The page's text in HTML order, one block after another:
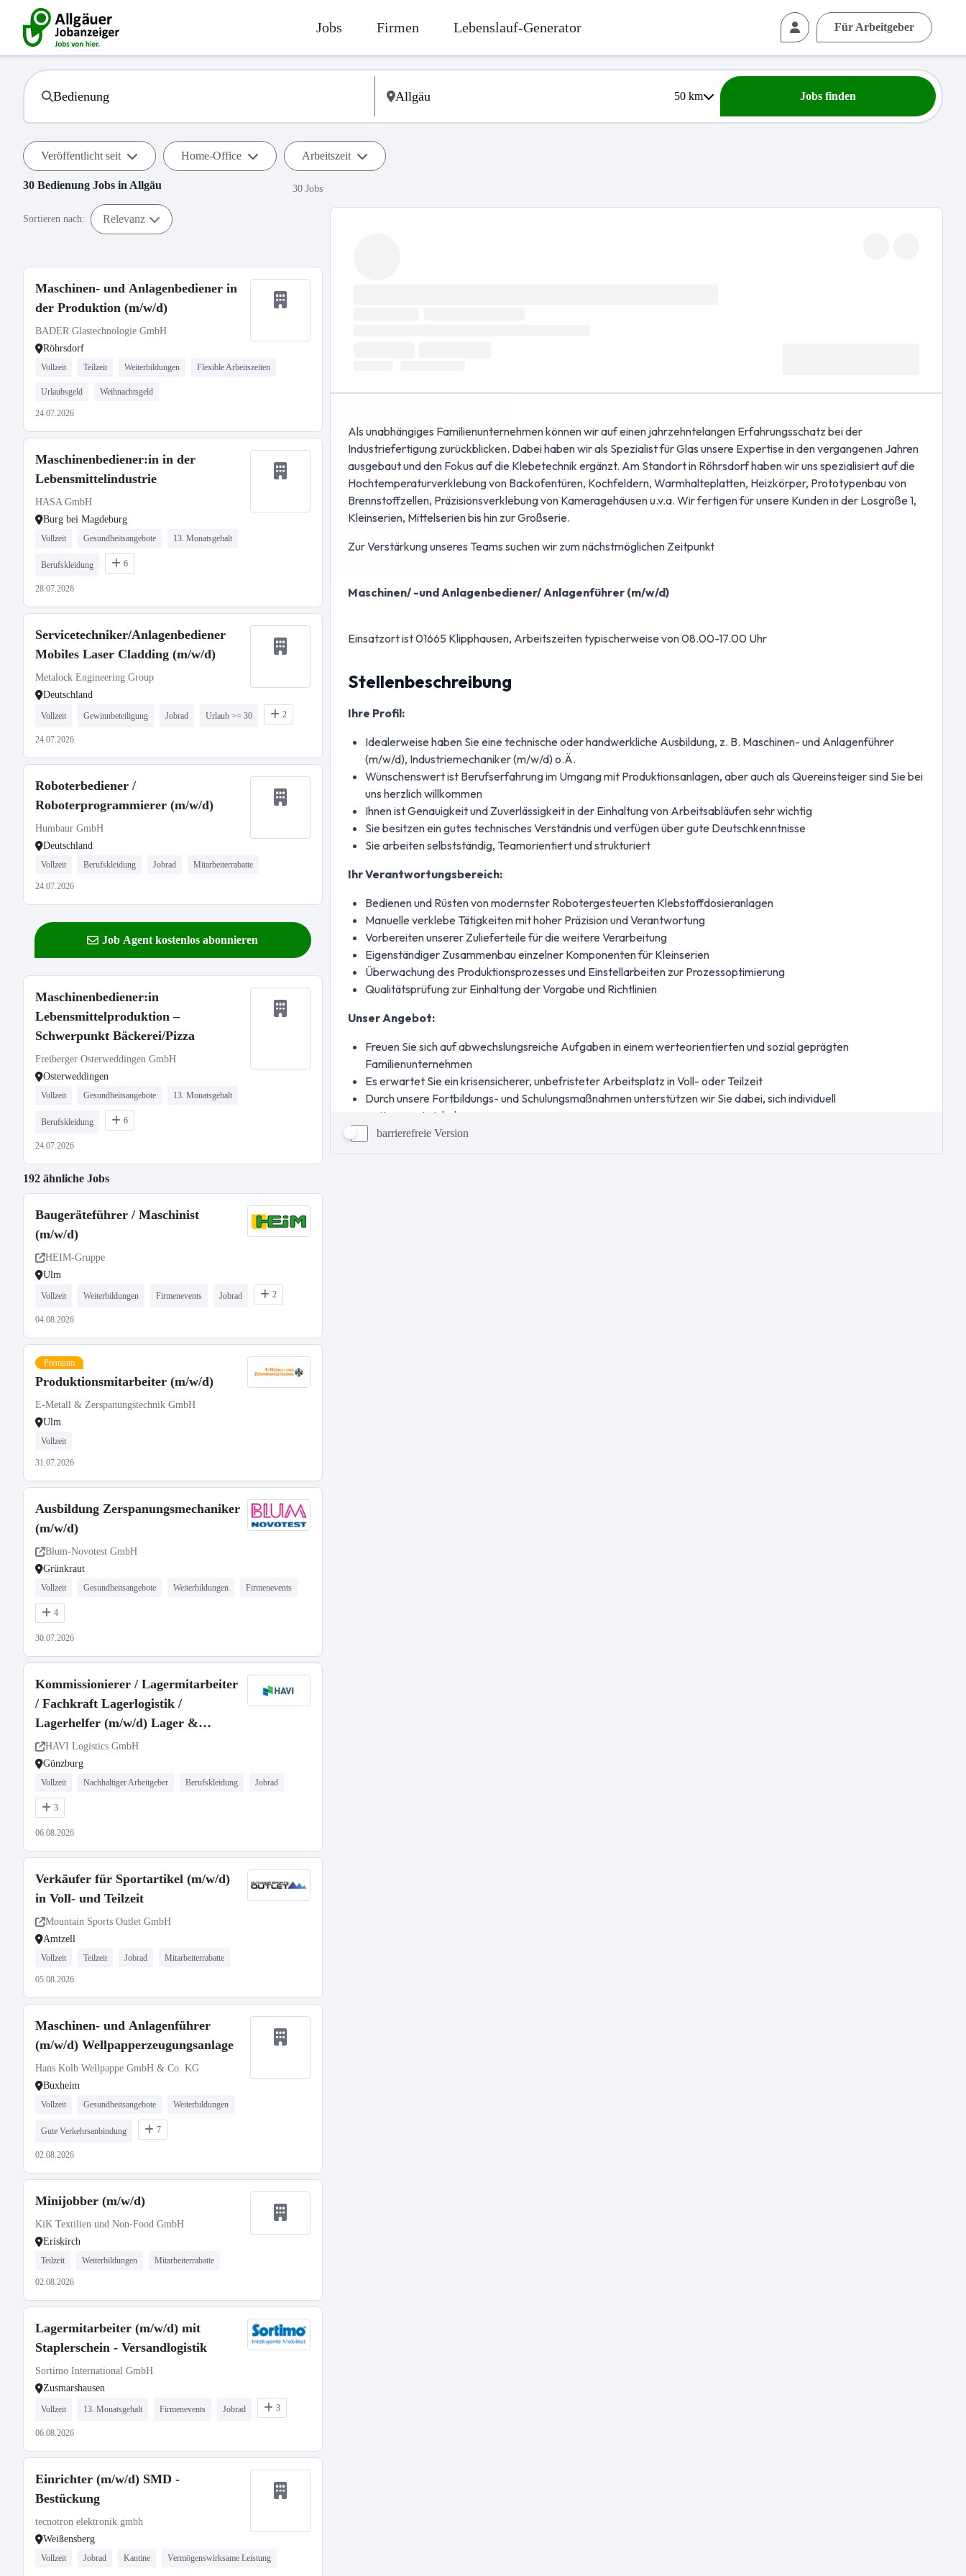
Jobs Firmen Lebenslauf-Generator Für Arbeitgeber
50km Jobs finden
Veröffentlicht seit Home-Office Arbeitszeit
30 Bedienung Jobs in Allgäu 30 Jobs
Sortieren nach: Relevanz
Maschinen- und Anlagenbediener in
der Produktion (m/w/d)
BADER Glastechnologie GmbH
Röhrsdorf
Vollzeit Teilzeit Weiterbildungen Flexible Arbeitszeiten
Urlaubsgeld Weihnachtsgeld
24.07.2026
Maschinenbediener:in in der
Lebensmittelindustrie
HASA GmbH
Burg bei Magdeburg
Vollzeit Gesundheitsangebote 13. Monatsgehalt
Berufskleidung 6
28.07.2026
Servicetechniker/Anlagenbediener
Mobiles Laser Cladding (m/w/d)
Metalock Engineering Group
Deutschland
Vollzeit Gewinnbeteiligung Jobrad Urlaub >= 30 2
24.07.2026
Roboterbediener /
Roboterprogrammierer (m/w/d)
Humbaur GmbH
Deutschland
Vollzeit Berufskleidung Jobrad Mitarbeiterrabatte
24.07.2026
Job Agent kostenlos abonnieren
Maschinenbediener:in
Lebensmittelproduktion –
Schwerpunkt Bäckerei/Pizza
Freiberger Osterweddingen GmbH
Osterweddingen
Vollzeit Gesundheitsangebote 13. Monatsgehalt
Berufskleidung 6
24.07.2026
192 ähnliche Jobs
Baugeräteführer / Maschinist
(m/w/d)
HEIM-Gruppe
Ulm
Vollzeit Weiterbildungen Firmenevents Jobrad 2
04.08.2026
Premium
Produktionsmitarbeiter (m/w/d)
E-Metall & Zerspanungstechnik GmbH
Ulm
Vollzeit
31.07.2026
Ausbildung Zerspanungsmechaniker
(m/w/d)
Blum-Novotest GmbH
Grünkraut
Vollzeit Gesundheitsangebote Weiterbildungen Firmenevents
4
30.07.2026
Kommissionierer / Lagermitarbeiter
/ Fachkraft Lagerlogistik /
Lagerhelfer (m/w/d) Lager &
Logistik | Günzburg | Unbefristet
HAVI Logistics GmbH
Günzburg
Vollzeit Nachhaltiger Arbeitgeber Berufskleidung Jobrad
3
06.08.2026
Verkäufer für Sportartikel (m/w/d)
in Voll- und Teilzeit
Mountain Sports Outlet GmbH
Amtzell
Vollzeit Teilzeit Jobrad Mitarbeiterrabatte
05.08.2026
Maschinen- und Anlagenführer
(m/w/d) Wellpapperzeugungsanlage
Hans Kolb Wellpappe GmbH & Co. KG
Buxheim
Vollzeit Gesundheitsangebote Weiterbildungen
Gute Verkehrsanbindung 7
02.08.2026
Minijobber (m/w/d)
KiK Textilien und Non-Food GmbH
Eriskirch
Teilzeit Weiterbildungen Mitarbeiterrabatte
02.08.2026
Lagermitarbeiter (m/w/d) mit
Staplerschein - Versandlogistik
Sortimo International GmbH
Zusmarshausen
Vollzeit 13. Monatsgehalt Firmenevents Jobrad 3
06.08.2026
Einrichter (m/w/d) SMD -
Bestückung
tecnotron elektronik gmbh
Weißensberg
Vollzeit Jobrad Kantine Vermögenswirksame Leistung
barrierefreie Version